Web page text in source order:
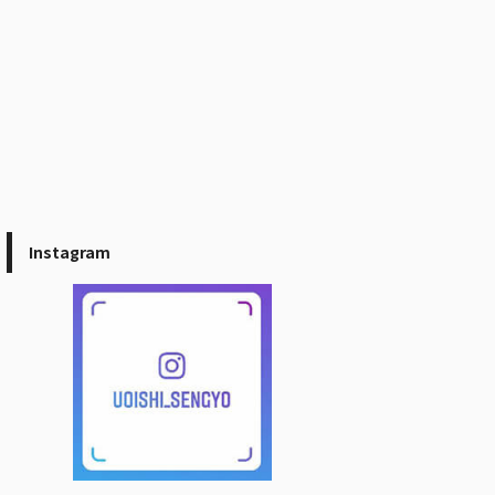
Instagram